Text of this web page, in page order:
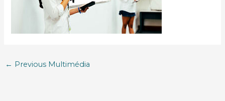
← Previous Multimédia